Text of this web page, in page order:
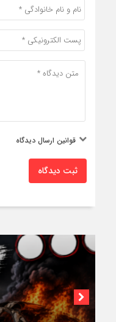
قوانین ارسال دیدگاه
ثبت دیدگاه